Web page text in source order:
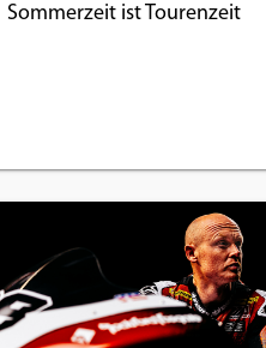
Sommerzeit ist Tourenzeit